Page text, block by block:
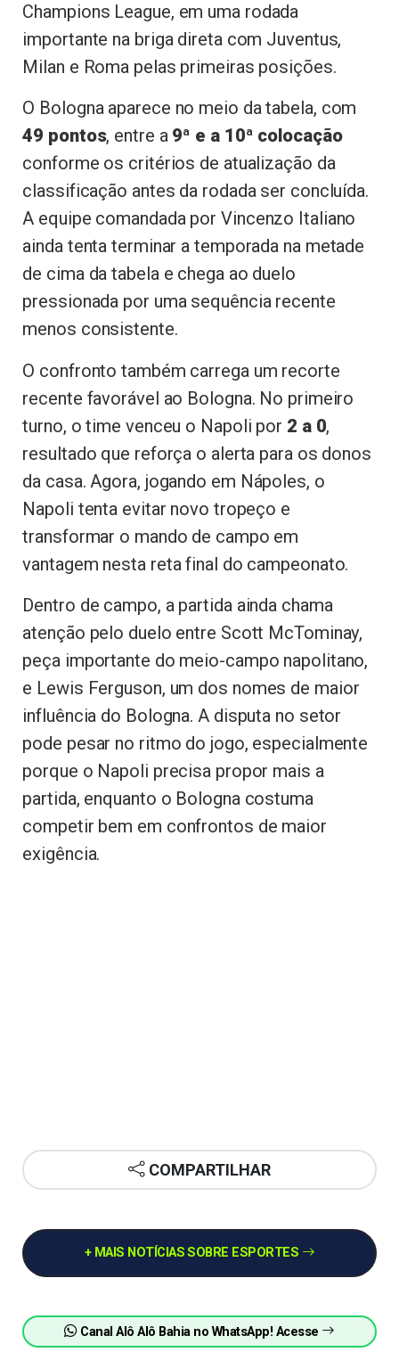
Champions League, em uma rodada
importante na briga direta com Juventus,
Milan e Roma pelas primeiras posições.
O Bologna aparece no meio da tabela, com
49 pontos, entre a 9ª e a 10ª colocação
conforme os critérios de atualização da
classificação antes da rodada ser concluída.
A equipe comandada por Vincenzo Italiano
ainda tenta terminar a temporada na metade
de cima da tabela e chega ao duelo
pressionada por uma sequência recente
menos consistente.
O confronto também carrega um recorte
recente favorável ao Bologna. No primeiro
turno, o time venceu o Napoli por 2 a 0,
resultado que reforça o alerta para os donos
da casa. Agora, jogando em Nápoles, o
Napoli tenta evitar novo tropeço e
transformar o mando de campo em
vantagem nesta reta final do campeonato.
Dentro de campo, a partida ainda chama
atenção pelo duelo entre Scott McTominay,
peça importante do meio-campo napolitano,
e Lewis Ferguson, um dos nomes de maior
influência do Bologna. A disputa no setor
pode pesar no ritmo do jogo, especialmente
porque o Napoli precisa propor mais a
partida, enquanto o Bologna costuma
competir bem em confrontos de maior
exigência.
COMPARTILHAR
+ MAIS NOTÍCIAS SOBRE ESPORTES
Canal Alô Alô Bahia no WhatsApp! Acesse